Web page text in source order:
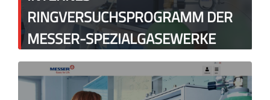
RINGVERSUCHSPROGRAMM DER
MESSER-SPEZIALGASEWERKE